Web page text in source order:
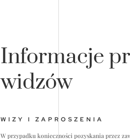
Informacje
widzów
WIZY I ZAPROSZENIA
W przypadku konieczności pozyskania przez